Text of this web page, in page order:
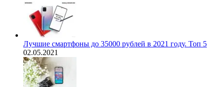
Лучшие смартфоны до 35000 рублей в 2021 году. Топ 5
02.05.2021